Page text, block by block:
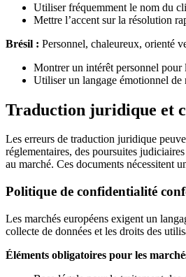
Utiliser fréquemment le nom du
Mettre l’accent sur la résolution
Brésil : Personnel, chaleureux, orienté
Montrer un intérêt personnel pour
Utiliser un langage émotionnel de
Traduction juridique et
Les erreurs de traduction juridique
réglementaires, des poursuites
au marché. Ces documents nécessitent
Politique de confidentialité
Les marchés européens exigent un
collecte de données et les droits des
Éléments obligatoires pour les